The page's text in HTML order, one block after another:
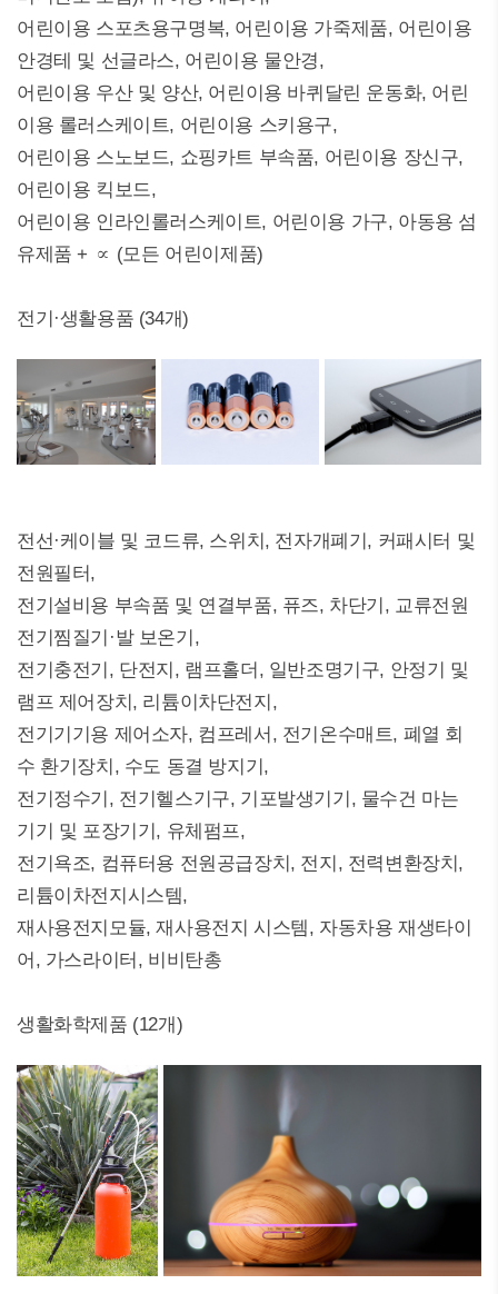
어린이용 스포츠용구명복, 어린이용 가죽제품, 어린이용
안경테 및 선글라스, 어린이용 물안경,
어린이용 우산 및 양산, 어린이용 바퀴달린 운동화, 어린
이용 롤러스케이트, 어린이용 스키용구,
어린이용 스노보드, 쇼핑카트 부속품, 어린이용 장신구,
어린이용 킥보드,
어린이용 인라인롤러스케이트, 어린이용 가구, 아동용 섬
유제품 + ∝ (모든 어린이제품)
전기·생활용품 (34개)
전선·케이블 및 코드류, 스위치, 전자개폐기, 커패시터 및
전원필터,
전기설비용 부속품 및 연결부품, 퓨즈, 차단기, 교류전원
전기찜질기·발 보온기,
전기충전기, 단전지, 램프홀더, 일반조명기구, 안정기 및
램프 제어장치, 리튬이차단전지,
전기기기용 제어소자, 컴프레서, 전기온수매트, 폐열 회
수 환기장치, 수도 동결 방지기,
전기정수기, 전기헬스기구, 기포발생기기, 물수건 마는
기기 및 포장기기, 유체펌프,
전기욕조, 컴퓨터용 전원공급장치, 전지, 전력변환장치,
리튬이차전지시스템,
재사용전지모듈, 재사용전지 시스템, 자동차용 재생타이
어, 가스라이터, 비비탄총
생활화학제품 (12개)